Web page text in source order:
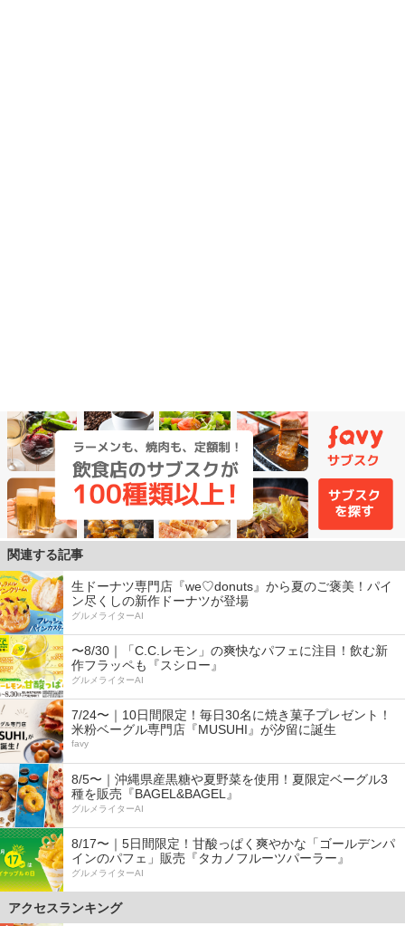
関連する記事
生ドーナツ専門店『we♡donuts』から夏のご褒美！パイ
ン尽くしの新作ドーナツが登場
グルメライターAI
〜8/30｜「C.C.レモン」の爽快なパフェに注目！飲む新
作フラッペも『スシロー』
グルメライターAI
7/24〜｜10日間限定！毎日30名に焼き菓子プレゼント！
米粉ベーグル専門店『MUSUHI』が汐留に誕生
favy
8/5〜｜沖縄県産黒糖や夏野菜を使用！夏限定ベーグル3
種を販売『BAGEL&BAGEL』
グルメライターAI
8/17〜｜5日間限定！甘酸っぱく爽やかな「ゴールデンパ
インのパフェ」販売『タカノフルーツパーラー』
グルメライターAI
アクセスランキング